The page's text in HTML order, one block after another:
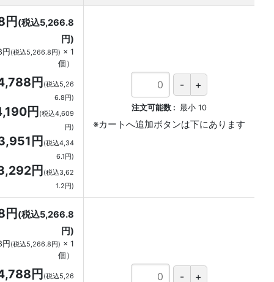
円 (税込5,266.8
円)
(税込5,266.8円) × 1
個 ）
円 (税込5,26
6.8円)
円 (税込4,609
円)
円 (税込4,34
6.1円)
円 (税込3,62
1.2円)
注文可能数 最小 10
円 (税込5,266.8
円)
(税込5,266.8円) × 1
個 ）
円 (税込5,26